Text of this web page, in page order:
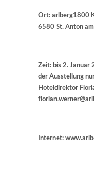
Ort: arlberg1800
6580 St. Anton
Zeit: bis 2. Januar
der Ausstellung
Hoteldirektor
Internet: